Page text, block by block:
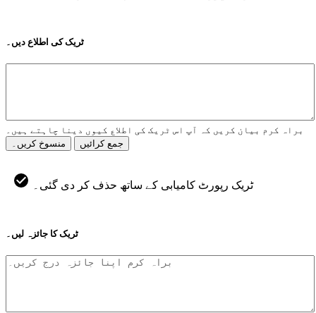
ٹریک کی اطلاع دیں۔
براہ کرم بیان کریں کہ آپ اس ٹریک کی اطلاع کیوں دینا چاہتے ہیں۔
منسوخ کریں۔
جمع کرائیں
ٹریک رپورٹ کامیابی کے ساتھ حذف کر دی گئی۔
ٹریک کا جائزہ لیں۔